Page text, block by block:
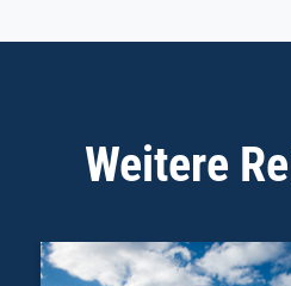
Weitere